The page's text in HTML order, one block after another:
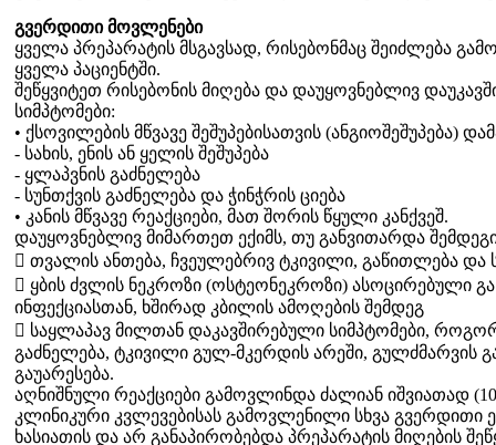
გვერდითი მოვლენები
ყველა პრეპარატის მსგავსად, რისებონმაც შეიძლება
ყველა პაციენტში.
შეწყვიტეთ რისებონის მიღება და დაუყოვნებლივ
სიმპტომები:
• ქსოვილების მწვავე შეშუპებისათვის (ანგიოშეშუპება)
- სახის, ენის ან ყელის შეშუპება
- ყლაპვნის გაძნელება
- სუნთქვის გაძნელება და ჭინჭრის ციება
• კანის მწვავე რეაქციები, მათ შორის წყული კანქვეშ.
დაუყოვნებლივ მიმართეთ ექიმს, თუ განვითარდა
 თვალის ანთება, ჩვეულებრივ ტკივილი, გაწითლება
 ყბის ძვლის ნეკროზი (ოსტეონეკროზი) ასოცირებული
ინფექციასთან, ხშირად კბილის ამოღების შემდეგ
 საყლაპავ მილთან დაკავშირებული სიმპტომები,
გაძნელება, ტკივილი გულ-მკერდის არეში, გულძმარვის
გაუარესება.
აღნიშნული რეაქციები გამოვლინდა ძალიან იშვიათად (10
კლინიკური კვლევებისას გამოვლენილი სხვა გვერდითი
ხასიათის და არ განაპირობებდა პრეპარატის მიღების